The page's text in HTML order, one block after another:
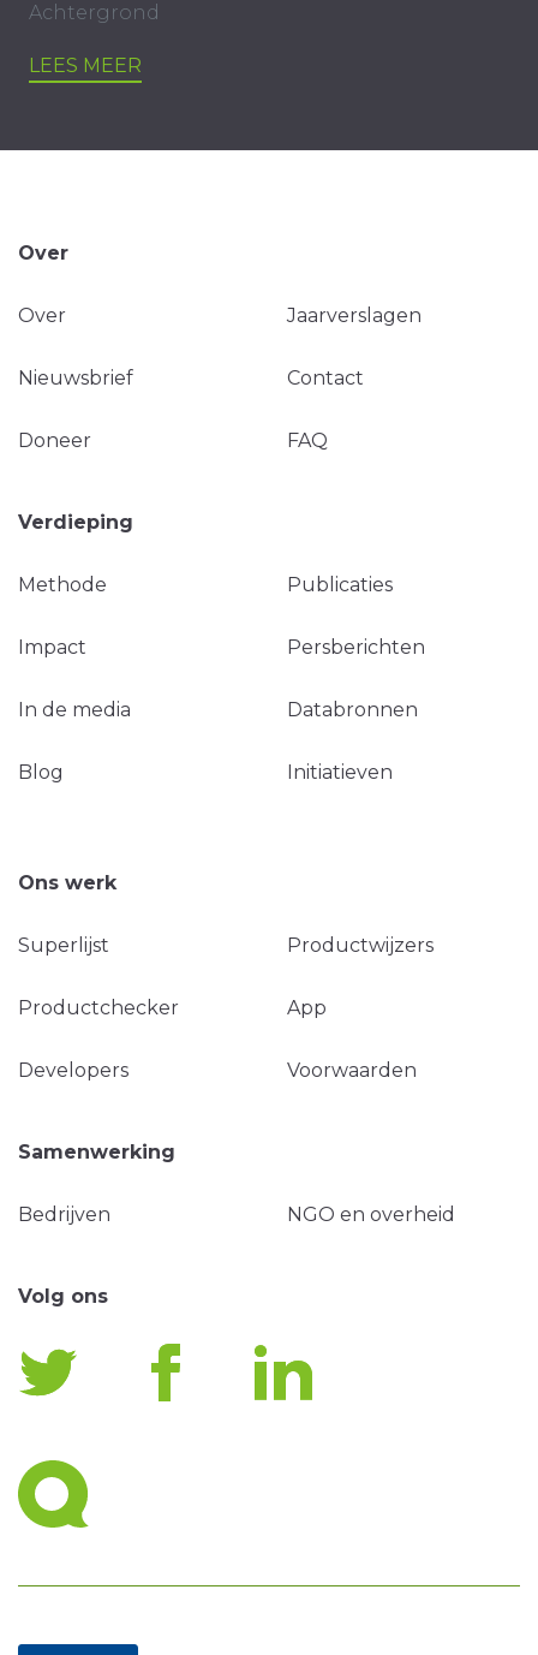
Achtergrond
LEES MEER
Over
Over Jaarverslagen
Nieuwsbrief Contact
Doneer FAQ
Verdieping
Methode Publicaties
Impact Persberichten
In de media Databronnen
Blog Initiatieven
Ons werk
Superlijst Productwijzers
Productchecker App
Developers Voorwaarden
Samenwerking
Bedrijven NGO en overheid
Volg ons